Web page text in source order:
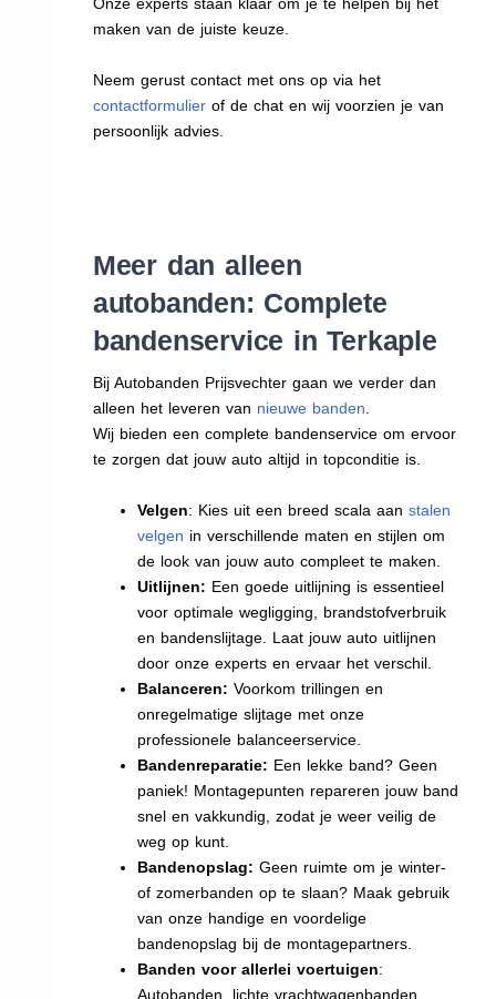
Onze experts staan klaar om je te helpen bij het
maken van de juiste keuze.
Neem gerust contact met ons op via het
contactformulierof de chat en wij voorzien je van
persoonlijk advies.
Meer dan alleen
autobanden: Complete
bandenservice in Terkaple
Bij Autobanden Prijsvechter gaan we verder dan
alleen het leveren van nieuwe banden.
Wij bieden een complete bandenservice om ervoor
te zorgen dat jouw auto altijd in topconditie is.
Velgen: Kies uit een breed scala aan stalen
velgen in verschillende maten en stijlen om
de look van jouw auto compleet te maken.
Uitlijnen: Een goede uitlijning is essentieel
voor optimale wegligging, brandstofverbruik
en bandenslijtage. Laat jouw auto uitlijnen
door onze experts en ervaar het verschil.
Balanceren: Voorkom trillingen en
onregelmatige slijtage met onze
professionele balanceerservice.
Bandenreparatie: Een lekke band? Geen
paniek! Montagepunten repareren jouw band
snel en vakkundig, zodat je weer veilig de
weg op kunt.
Bandenopslag: Geen ruimte om je winter-
of zomerbanden op te slaan? Maak gebruik
van onze handige en voordelige
bandenopslag bij de montagepartners.
Banden voor allerlei voertuigen:
Autobanden, lichte vrachtwagenbanden,